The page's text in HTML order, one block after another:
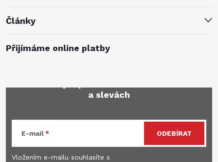
Články
Přijímáme online platby
a slevách
E-mail
Vložením e-mailu souhlasíte s
ODEBÍRAT